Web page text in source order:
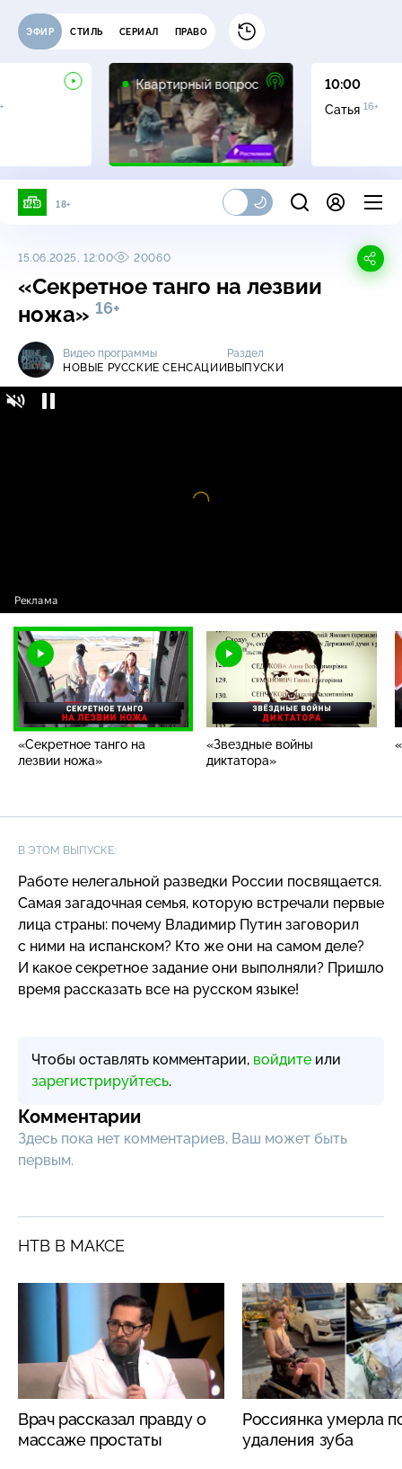
ЭФИР СТИЛЬ СЕРИАЛ ПРАВО
Квартирный вопрос
0+
10:00
Сатья 16+
18+
15.06.2025, 12:00 20060
«Секретное танго на лезвии
ножа» 16+
Видео программы
НОВЫЕ РУССКИЕ СЕНСАЦИИ
Раздел
ВЫПУСКИ
Видео
«Секретное танго на
лезвии ножа»
«Звездные войны
диктатора»
В ЭТОМ ВЫПУСКЕ:
Работе нелегальной разведки России посвящается.
Самая загадочная семья, которую встречали первые
лица страны: почему Владимир Путин заговорил
с ними на испанском? Кто же они на самом деле?
И какое секретное задание они выполняли? Пришло
время рассказать все на русском языке!
Чтобы оставлять комментарии, войдите или
зарегистрируйтесь.
Комментарии
Здесь пока нет комментариев, Ваш может быть
первым.
НТВ В МАКСЕ
Врач рассказал правду о
массаже простаты
Россиянка умерла
удаления зуба